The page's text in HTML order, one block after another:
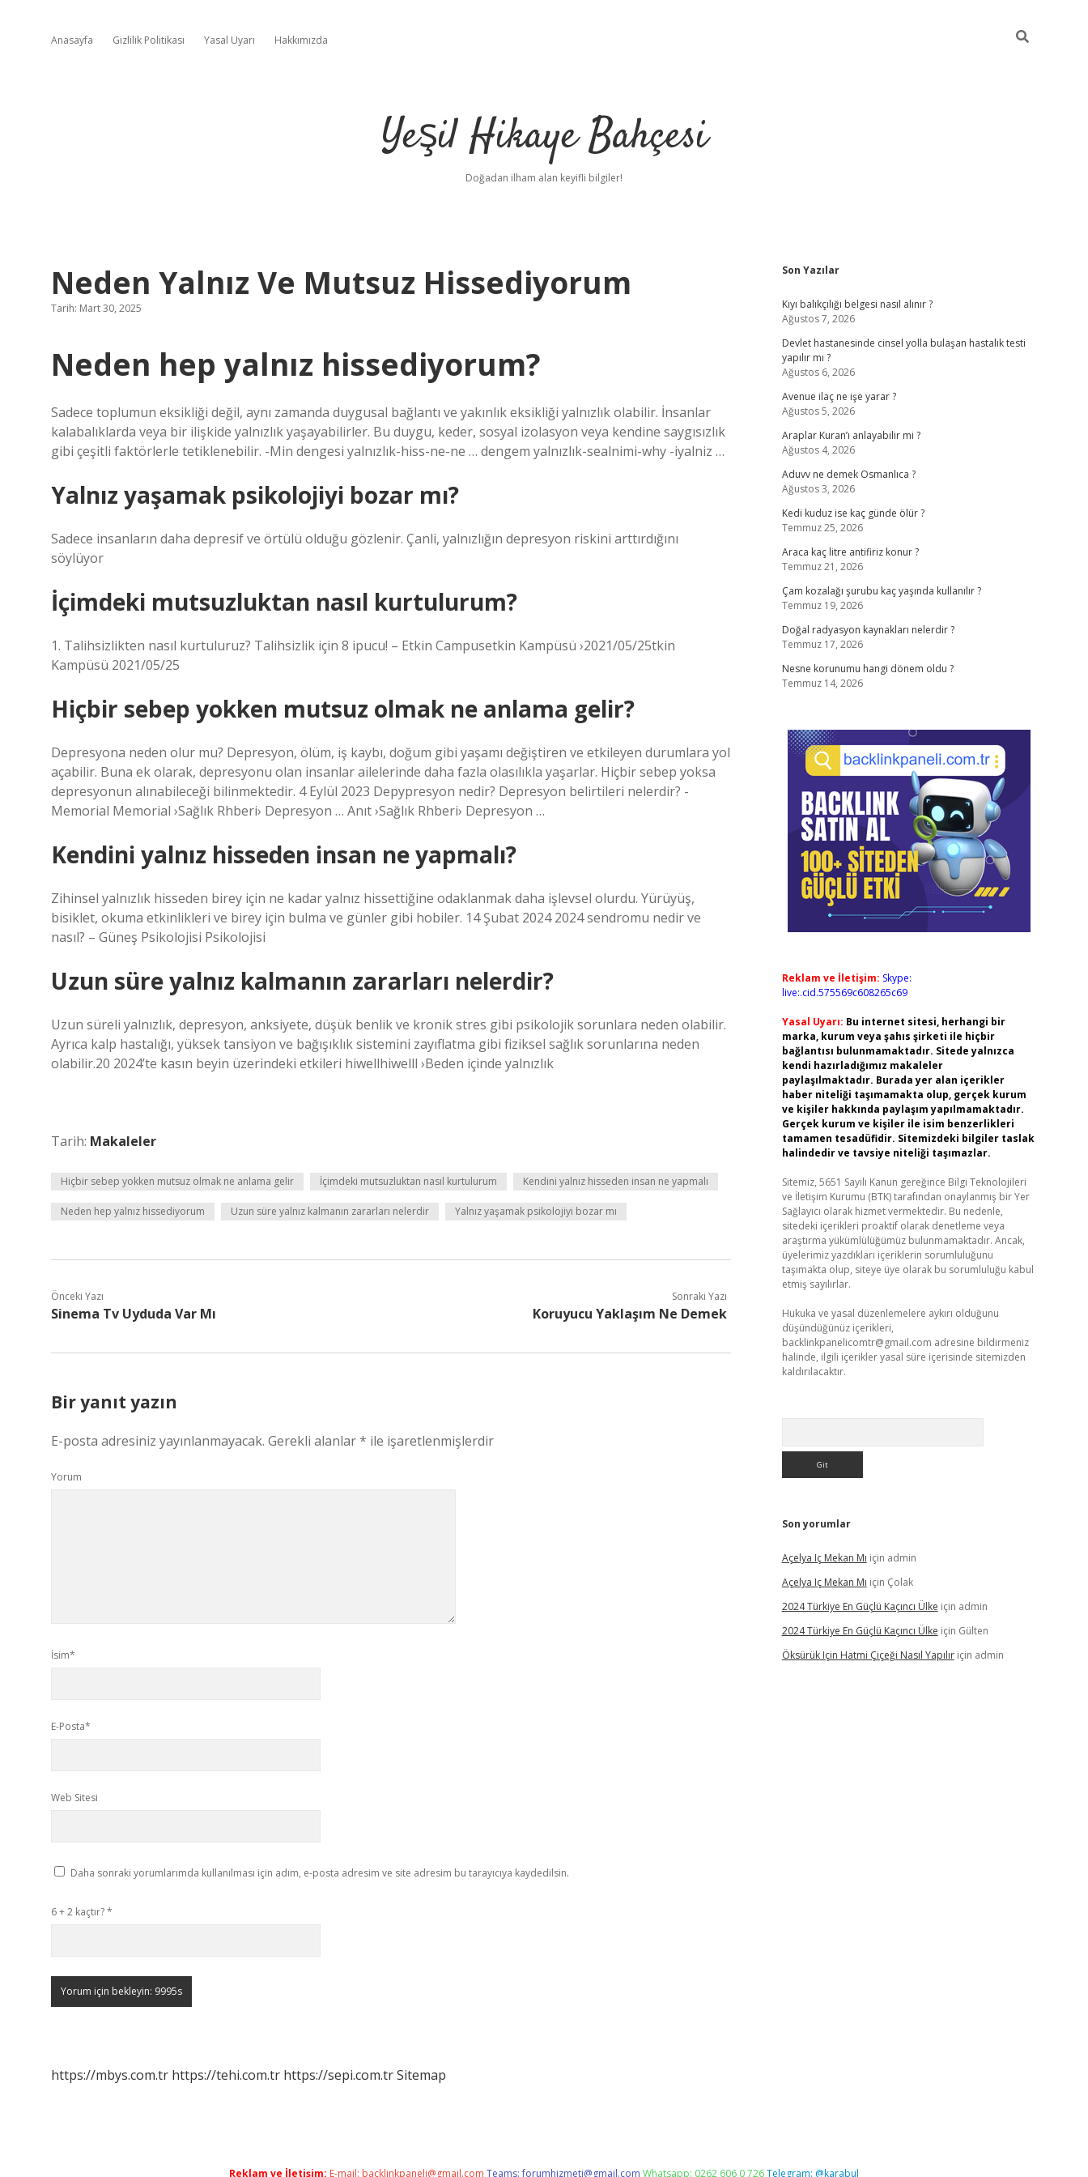
Anasayfa Gizlilik Politikası Yasal Uyarı Hakkımızda
Yeşil Hikaye Bahçesi
Doğadan ilham alan keyifli bilgiler!
Neden Yalnız Ve Mutsuz Hissediyorum
Tarih: Mart 30, 2025
Neden hep yalnız hissediyorum?
Sadece toplumun eksikliği değil, aynı zamanda duygusal bağlantı ve yakınlık eksikliği yalnızlık olabilir. İnsanlar
kalabalıklarda veya bir ilişkide yalnızlık yaşayabilirler. Bu duygu, keder, sosyal izolasyon veya kendine saygısızlık
gibi çeşitli faktörlerle tetiklenebilir. -Min dengesi yalnızlık-hiss-ne-ne … dengem yalnızlık-sealnimi-why -iyalniz …
Yalnız yaşamak psikolojiyi bozar mı?
Sadece insanların daha depresif ve örtülü olduğu gözlenir. Çanli, yalnızlığın depresyon riskini arttırdığını
söylüyor
İçimdeki mutsuzluktan nasıl kurtulurum?
1. Talihsizlikten nasıl kurtuluruz? Talihsizlik için 8 ipucu! – Etkin Campusetkin Kampüsü ›2021/05/25tkin
Kampüsü 2021/05/25
Hiçbir sebep yokken mutsuz olmak ne anlama gelir?
Depresyona neden olur mu? Depresyon, ölüm, iş kaybı, doğum gibi yaşamı değiştiren ve etkileyen durumlara yol
açabilir. Buna ek olarak, depresyonu olan insanlar ailelerinde daha fazla olasılıkla yaşarlar. Hiçbir sebep yoksa
depresyonun alınabileceği bilinmektedir. 4 Eylül 2023 Depypresyon nedir? Depresyon belirtileri nelerdir? -
Memorial Memorial ›Sağlık Rhberi› Depresyon … Anıt ›Sağlık Rhberi› Depresyon …
Kendini yalnız hisseden insan ne yapmalı?
Zihinsel yalnızlık hisseden birey için ne kadar yalnız hissettiğine odaklanmak daha işlevsel olurdu. Yürüyüş,
bisiklet, okuma etkinlikleri ve birey için bulma ve günler gibi hobiler. 14 Şubat 2024 2024 sendromu nedir ve
nasıl? – Güneş Psikolojisi Psikolojisi
Uzun süre yalnız kalmanın zararları nelerdir?
Uzun süreli yalnızlık, depresyon, anksiyete, düşük benlik ve kronik stres gibi psikolojik sorunlara neden olabilir.
Ayrıca kalp hastalığı, yüksek tansiyon ve bağışıklık sistemini zayıflatma gibi fiziksel sağlık sorunlarına neden
olabilir.20 2024’te kasın beyin üzerindeki etkileri hiwellhiwelll ›Beden içinde yalnızlık
Tarih: Makaleler
Hiçbir sebep yokken mutsuz olmak ne anlama gelir İçimdeki mutsuzluktan nasıl kurtulurum Kendini yalnız hisseden insan ne yapmalı
Neden hep yalnız hissediyorum Uzun süre yalnız kalmanın zararları nelerdir Yalnız yaşamak psikolojiyi bozar mı
Önceki Yazı
Sinema Tv Uyduda Var Mı
Sonraki Yazı
Koruyucu Yaklaşım Ne Demek
Bir yanıt yazın
E-posta adresiniz yayınlanmayacak. Gerekli alanlar* ile işaretlenmişlerdir
Yorum
İsim*
E-Posta*
Web Sitesi
Daha sonraki yorumlarımda kullanılması için adım, e-posta adresim ve site adresim bu tarayıcıya kaydedilsin.
6 + 2 kaçtır?*
https://mbys.com.tr https://tehi.com.tr https://sepi.com.trSitemap
Sidebar
Son Yazılar
Kıyı balıkçılığı belgesi nasıl alınır ?
Ağustos 7, 2026
Devlet hastanesinde cinsel yolla bulaşan hastalık testi
yapılır mı ?
Ağustos 6, 2026
Avenue ilaç ne işe yarar ?
Ağustos 5, 2026
Araplar Kuran’ı anlayabilir mi ?
Ağustos 4, 2026
Aduvv ne demek Osmanlıca ?
Ağustos 3, 2026
Kedi kuduz ise kaç günde ölür ?
Temmuz 25, 2026
Araca kaç litre antifiriz konur ?
Temmuz 21, 2026
Çam kozalağı şurubu kaç yaşında kullanılır ?
Temmuz 19, 2026
Doğal radyasyon kaynakları nelerdir ?
Temmuz 17, 2026
Nesne korunumu hangi dönem oldu ?
Temmuz 14, 2026
Reklam ve İletişim: Skype:
live:.cid.575569c608265c69
Yasal Uyarı: Bu internet sitesi, herhangi bir
marka, kurum veya şahıs şirketi ile hiçbir
bağlantısı bulunmamaktadır. Sitede yalnızca
kendi hazırladığımız makaleler
paylaşılmaktadır. Burada yer alan içerikler
haber niteliği taşımamakta olup, gerçek kurum
ve kişiler hakkında paylaşım yapılmamaktadır.
Gerçek kurum ve kişiler ile isim benzerlikleri
tamamen tesadüfidir. Sitemizdeki bilgiler taslak
halindedir ve tavsiye niteliği taşımazlar.
Sitemiz, 5651 Sayılı Kanun gereğince Bilgi Teknolojileri
ve İletişim Kurumu (BTK) tarafından onaylanmış bir Yer
Sağlayıcı olarak hizmet vermektedir. Bu nedenle,
sitedeki içerikleri proaktif olarak denetleme veya
araştırma yükümlülüğümüz bulunmamaktadır. Ancak,
üyelerimiz yazdıkları içeriklerin sorumluluğunu
taşımakta olup, siteye üye olarak bu sorumluluğu kabul
etmiş sayılırlar.
Hukuka ve yasal düzenlemelere aykırı olduğunu
düşündüğünüz içerikleri,
backlinkpanelicomtr@gmail.com adresine bildirmeniz
halinde, ilgili içerikler yasal süre içerisinde sitemizden
kaldırılacaktır.
Son yorumlar
Açelya Iç Mekan Mı için admin
Açelya Iç Mekan Mı için Çolak
2024 Türkiye En Güçlü Kaçıncı Ülke için admin
2024 Türkiye En Güçlü Kaçıncı Ülke için Gülten
Öksürük Için Hatmi Çiçeği Nasıl Yapılıriçin admin
Reklam ve İletişim: E-mail: backlinkpaneli@gmail.com Teams:forumhizmeti@gmail.com Whatsapp: 0262 606 0 726Telegram: @karabul